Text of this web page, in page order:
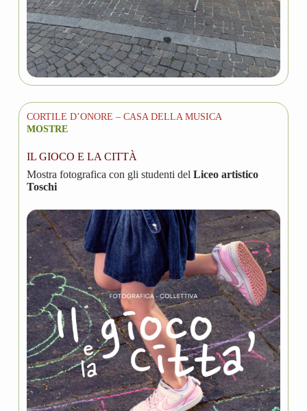
CORTILE D’ONORE – CASA DELLA MUSICA
MOSTRE
IL GIOCO E LA CITTÀ
Mostra fotografica con gli studenti del Liceo artistico
Toschi